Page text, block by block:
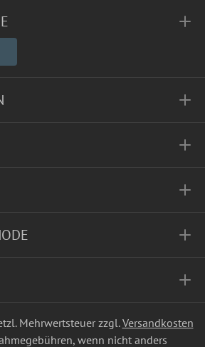
Mehrwertsteuer zzgl.Versandkosten
wenn nicht anders